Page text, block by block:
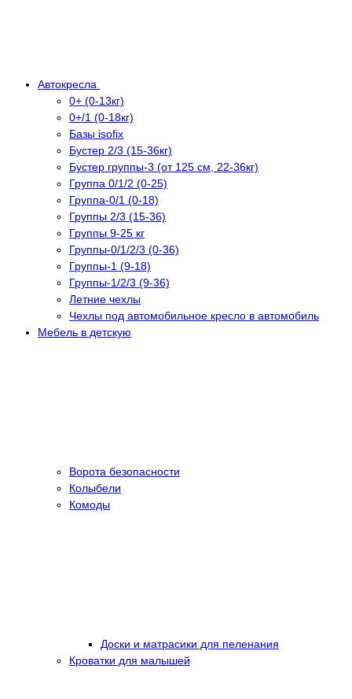
Автокресла
0+ (0-13кг)
0+/1 (0-18кг)
Базы isofix
Бустер 2/3 (15-36кг)
Бустер группы-3 (от 125 см, 22-36кг)
Группа 0/1/2 (0-25)
Группа-0/1 (0-18)
Группы 2/3 (15-36)
Группы 9-25 кг
Группы-0/1/2/3 (0-36)
Группы-1 (9-18)
Группы-1/2/3 (9-36)
Летние чехлы
Чехлы под автомобильное кресло в автомобиль
Мебель в детскую
Ворота безопасности
Колыбели
Комоды
Доски и матрасики для пеленания
Кроватки для малышей